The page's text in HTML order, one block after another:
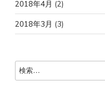
2018年4月 (2)
2018年3月 (3)
検
索: